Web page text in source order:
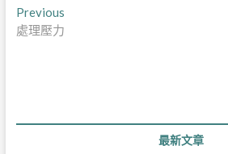
文
章
PreviousPrevious
post:
處理壓力
最新文章